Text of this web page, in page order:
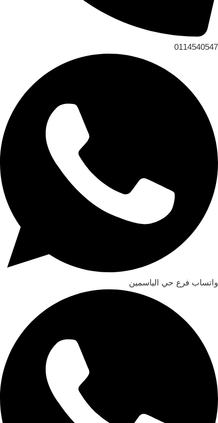
0114540547
واتساب فرع حي الياسمين